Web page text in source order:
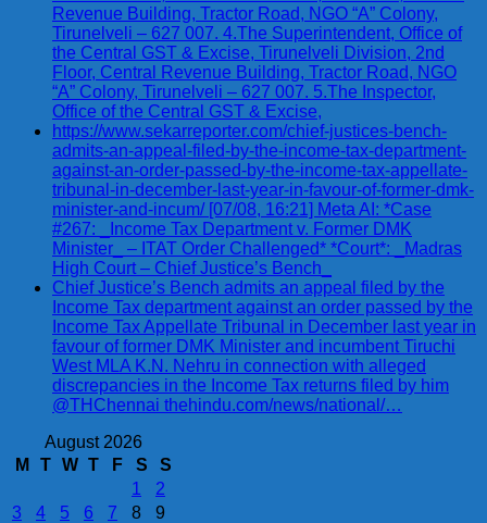
Revenue Building, Tractor Road, NGO “A” Colony,
Tirunelveli – 627 007. 4.The Superintendent, Office of
the Central GST & Excise, Tirunelveli Division, 2nd
Floor, Central Revenue Building, Tractor Road, NGO
“A” Colony, Tirunelveli – 627 007. 5.The Inspector,
Office of the Central GST & Excise,
https://www.sekarreporter.com/chief-justices-bench-
admits-an-appeal-filed-by-the-income-tax-department-
against-an-order-passed-by-the-income-tax-appellate-
tribunal-in-december-last-year-in-favour-of-former-dmk-
minister-and-incum/ [07/08, 16:21] Meta AI: *Case
#267: _Income Tax Department v. Former DMK
Minister_ – ITAT Order Challenged* *Court*: _Madras
High Court – Chief Justice’s Bench_
Chief Justice’s Bench admits an appeal filed by the
Income Tax department against an order passed by the
Income Tax Appellate Tribunal in December last year in
favour of former DMK Minister and incumbent Tiruchi
West MLA K.N. Nehru in connection with alleged
discrepancies in the Income Tax returns filed by him
@THChennai thehindu.com/news/national/…
August 2026
M
T W T F S
S
1
2
3
4 5 6 7 8
9